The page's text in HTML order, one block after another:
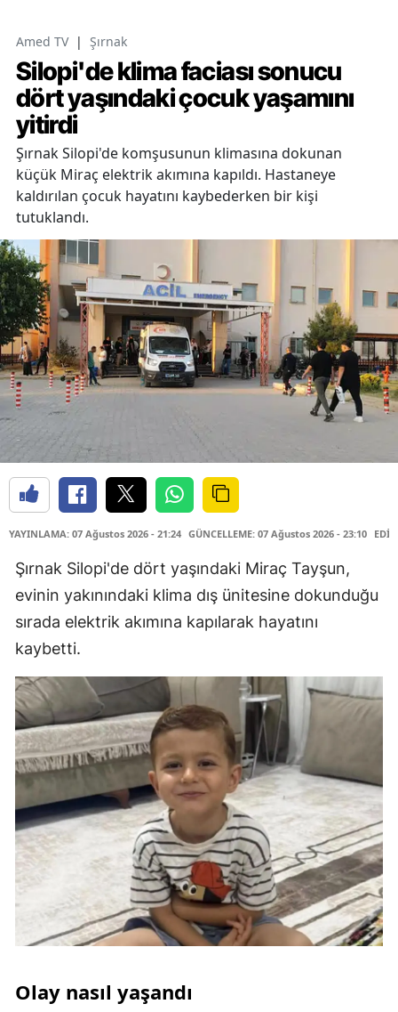
Amed TV | Şırnak
Silopi'de klima faciası sonucu
dört yaşındaki çocuk yaşamını
yitirdi
Şırnak Silopi'de komşusunun klimasına dokunan
küçük Miraç elektrik akımına kapıldı. Hastaneye
kaldırılan çocuk hayatını kaybederken bir kişi
tutuklandı.
YAYINLAMA: 07 Ağustos 2026 - 21:24 GÜNCELLEME: 07 Ağustos 2026 - 23:10
Şırnak Silopi'de dört yaşındaki Miraç Tayşun,
evinin yakınındaki klima dış ünitesine dokunduğu
sırada elektrik akımına kapılarak hayatını
kaybetti.
Olay nasıl yaşandı